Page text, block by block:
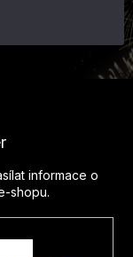
informace o
shopu.